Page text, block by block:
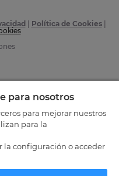
Política de Cookies|
para nosotros
para mejorar nuestros
para la
la configuración o acceder